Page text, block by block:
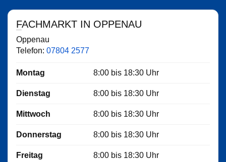
FACHMARKT IN OPPENAU
Oppenau
Telefon: 07804 2577
Montag 8:00 bis 18:30 Uhr
Dienstag 8:00 bis 18:30 Uhr
Mittwoch 8:00 bis 18:30 Uhr
Donnerstag 8:00 bis 18:30 Uhr
Freitag 8:00 bis 18:30 Uhr